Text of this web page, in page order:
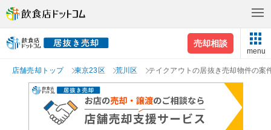
売却相談
menu
店舗売却トップ 東京23区 荒川区 テイクアウトの居抜き売却物件の案